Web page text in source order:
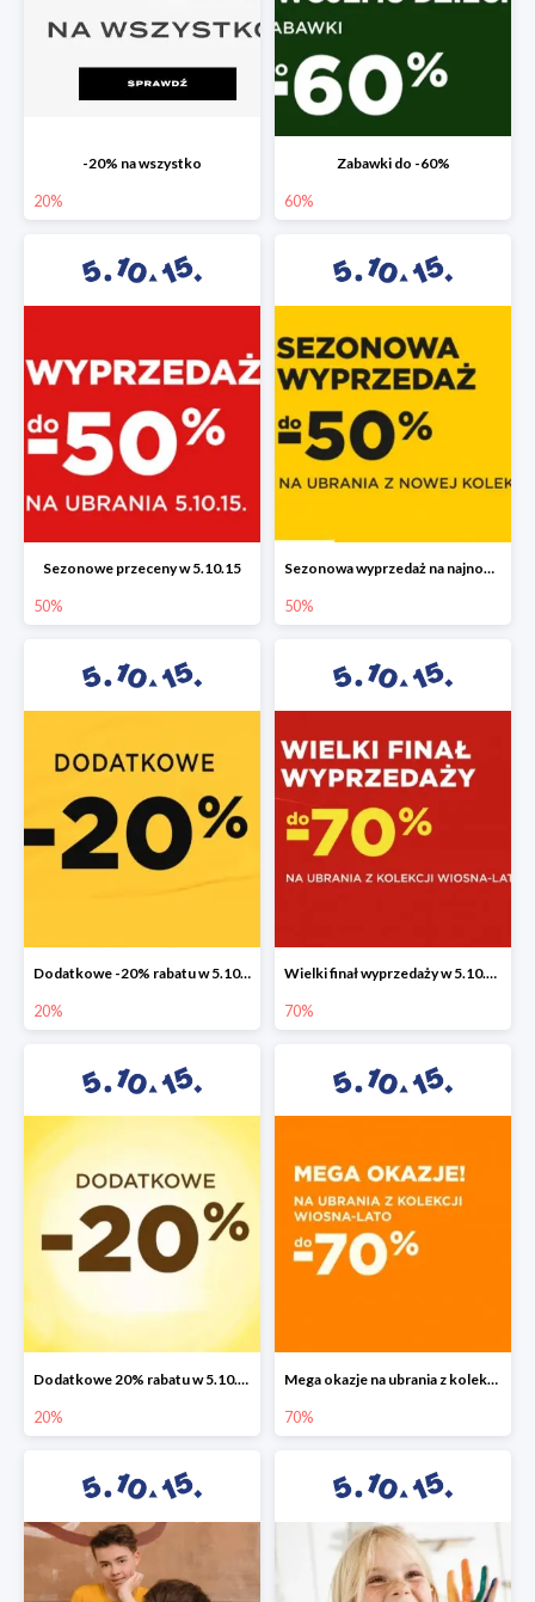
-20% na wszystko
20%
Zabawki do -60%
60%
Sezonowe przeceny w 5.10.15
50%
Sezonowa wyprzedaż na najnowszą kolekcję do -50%
50%
Dodatkowe -20% rabatu w 5.10.15
20%
Wielki finał wyprzedaży w 5.10.15 do -70%
70%
Dodatkowe 20% rabatu w 5.10.15
20%
Mega okazje na ubrania z kolekcji wiosna-lato do -70%
70%